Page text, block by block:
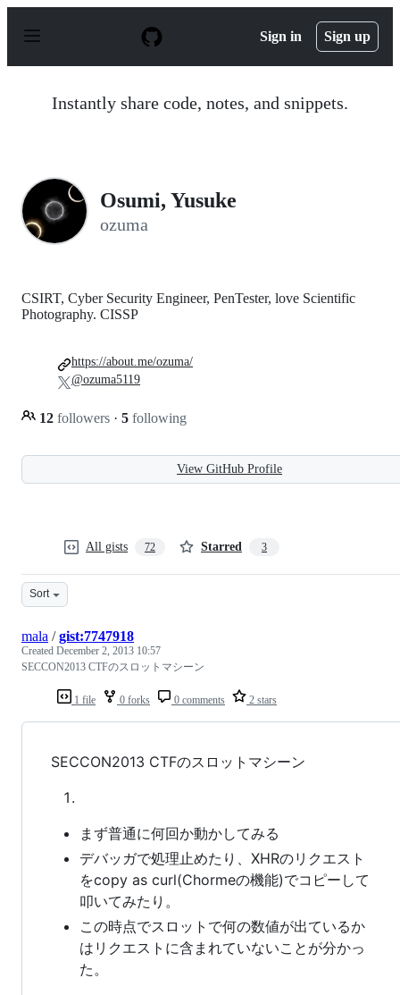
p
Sign in Sign up
Instantly share code, notes, and snippets.
Osumi, Yusuke
ozuma
CSIRT, Cyber Security Engineer, PenTester, love Scientific
Photography. CISSP
12 followers · 5 following
https://about.me/ozuma/
@ozuma5119
View GitHub Profile
All gists 72 Starred 3
Sort
1 file 0 forks 0 comments 2 stars
mala /gist:7747918
Created December 2, 2013 10:57
SECCON2013 CTFのスロットマシーン
SECCON2013 CTFのスロットマシーン
まず普通に何回か動かしてみる
デバッガで処理止めたり、XHRのリクエスト
をcopy as curl(Chormeの機能)でコピーして
叩いてみたり。
この時点でスロットで何の数値が出ているか
はリクエストに含まれていないことが分かっ
た。